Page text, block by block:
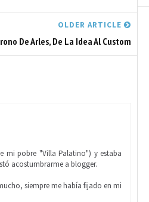
OLDER ARTICLE
De Arles, De La Idea Al Custom
mi pobre "Villa Palatino") y estaba
acostumbrarme a blogger.
siempre me había fijado en mi